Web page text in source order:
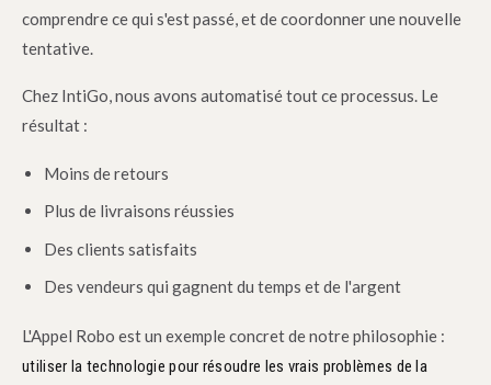
comprendre ce qui s'est passé, et de coordonner une nouvelle
tentative.
Chez IntiGo, nous avons automatisé tout ce processus. Le
résultat :
Moins de retours
Plus de livraisons réussies
Des clients satisfaits
Des vendeurs qui gagnent du temps et de l'argent
L'Appel Robo est un exemple concret de notre philosophie :
utiliser la technologie pour résoudre les vrais problèmes de la